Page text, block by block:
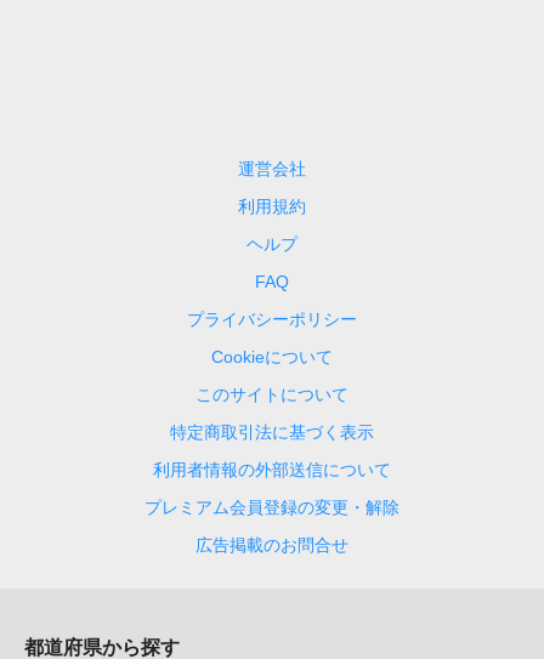
運営会社
利用規約
ヘルプ
FAQ
プライバシーポリシー
Cookieについて
このサイトについて
特定商取引法に基づく表示
利用者情報の外部送信について
プレミアム会員登録の変更・解除
広告掲載のお問合せ
都道府県から探す